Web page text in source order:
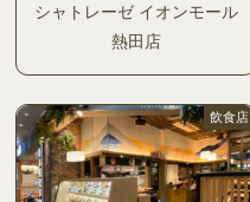
シャトレーゼ イオンモール
熱田店
飲食店